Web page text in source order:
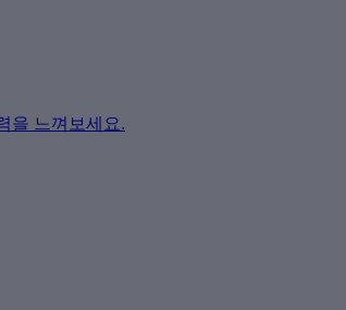
을 느껴보세요.